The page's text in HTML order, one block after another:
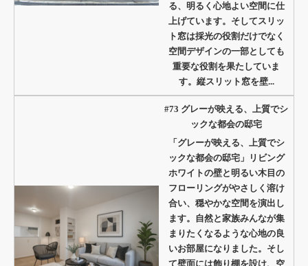
る、明るく心地よい空間に仕
上げています。そしてスリッ
ト窓は採光の役割だけでなく
空間デザインの一部としても
重要な役割を果たしていま
す。縦スリット窓を壁...
#73 グレーが映える、上質でシ
ックな都会の邸宅
「グレーが映える、上質でシ
ックな都会の邸宅」リビング
ホワイトの壁と明るい木目の
フローリングがやさしく溶け
合い、穏やかな空間を演出し
ます。自然と家族みんなが集
まりたくなるような心地の良
いお部屋になりました。そし
て壁面には飾り棚を設け、空